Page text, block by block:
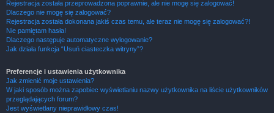
Rejestracja została przeprowadzona poprawnie, ale nie mogę się zalogować!
Dlaczego nie mogę się zalogować?
Rejestracja została dokonana jakiś czas temu, ale teraz nie mogę się zalogować?!
Nie pamiętam hasła!
Dlaczego następuje automatyczne wylogowanie?
Jak działa funkcja “Usuń ciasteczka witryny”?
Preferencje i ustawienia użytkownika
Jak zmienić moje ustawienia?
W jaki sposób można zapobiec wyświetlaniu nazwy użytkownika na liście użytkowników
przeglądających forum?
Jest wyświetlany nieprawidłowy czas!